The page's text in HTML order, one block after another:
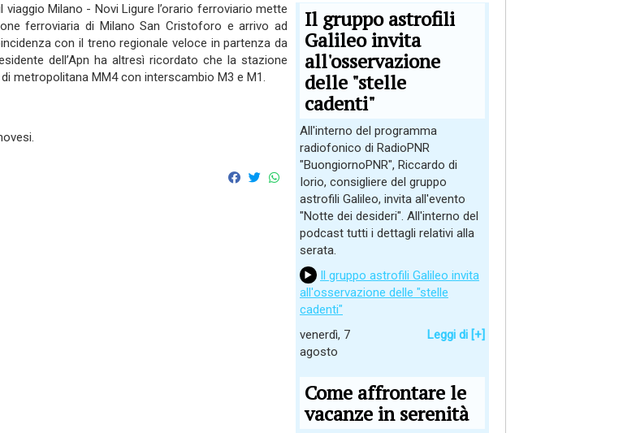
Milano - Novi Ligure l’orario ferroviario mette
ferroviaria di Milano San Cristoforo e arrivo ad
con il treno regionale veloce in partenza da
dell’Apn ha altresì ricordato che la stazione
metropolitana MM4 con interscambio M3 e M1.
Il gruppo astrofili
Galileo invita
all'osservazione
delle "stelle
cadenti"
All'interno del programma
radiofonico di RadioPNR
"BuongiornoPNR", Riccardo di
Iorio, consigliere del gruppo
astrofili Galileo, invita all'evento
"Notte dei desideri". All'interno del
podcast tutti i dettagli relativi alla
serata.
Il gruppo astrofili Galileo invita
all'osservazione delle "stelle
cadenti"
venerdì, 7
agosto
Leggi di [+]
Come affrontare le
vacanze in serenità